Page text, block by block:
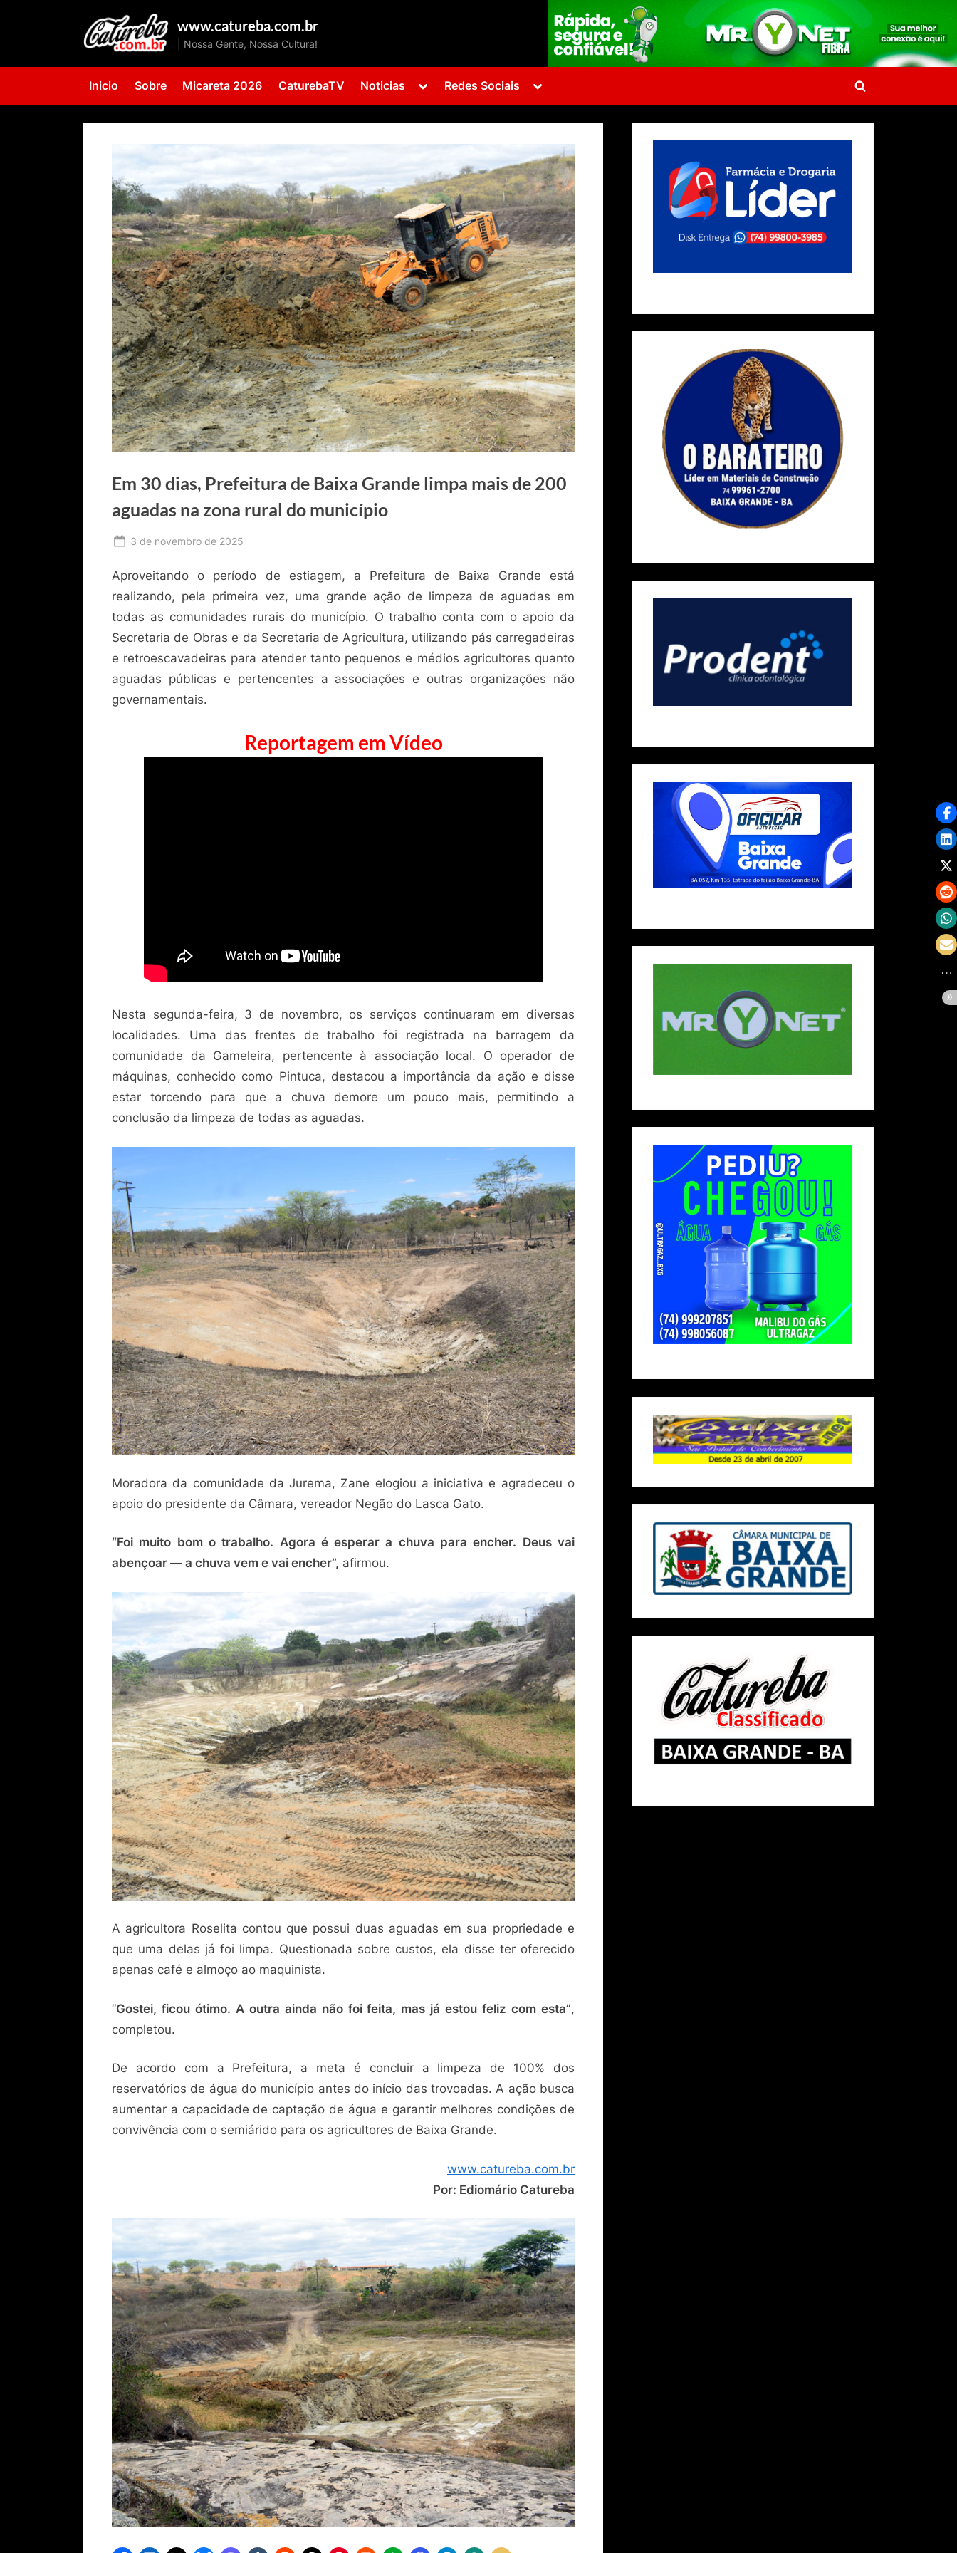
www.catureba.com.br
| Nossa Gente, Nossa Cultura!
Inicio Sobre Micareta 2026 CaturebaTV Noticias
Toggle
menu
Redes Sociais
Toggle
menu
Toggle
Em 30 dias, Prefeitura de Baixa Grande limpa mais de 200
aguadas na zona rural do município
Posted
3 de novembro de 2025
Catureba
Aproveitando o período de estiagem, a Prefeitura de Baixa Grande está
realizando, pela primeira vez, uma grande ação de limpeza de aguadas em
todas as comunidades rurais do município. O trabalho conta com o apoio da
Secretaria de Obras e da Secretaria de Agricultura, utilizando pás carregadeiras
e retroescavadeiras para atender tanto pequenos e médios agricultores quanto
aguadas públicas e pertencentes a associações e outras organizações não
governamentais.
Reportagem em Vídeo
Nesta segunda-feira, 3 de novembro, os serviços continuaram em diversas
localidades. Uma das frentes de trabalho foi registrada na barragem da
comunidade da Gameleira, pertencente à associação local. O operador de
máquinas, conhecido como Pintuca, destacou a importância da ação e disse
estar torcendo para que a chuva demore um pouco mais, permitindo a
conclusão da limpeza de todas as aguadas.
Moradora da comunidade da Jurema, Zane elogiou a iniciativa e agradeceu o
apoio do presidente da Câmara, vereador Negão do Lasca Gato.
“Foi muito bom o trabalho. Agora é esperar a chuva para encher. Deus vai
abençoar — a chuva vem e vai encher”, afirmou.
A agricultora Roselita contou que possui duas aguadas em sua propriedade e
que uma delas já foi limpa. Questionada sobre custos, ela disse ter oferecido
apenas café e almoço ao maquinista.
“Gostei, ficou ótimo. A outra ainda não foi feita, mas já estou feliz com esta”,
completou.
De acordo com a Prefeitura, a meta é concluir a limpeza de 100% dos
reservatórios de água do município antes do início das trovoadas. A ação busca
aumentar a capacidade de captação de água e garantir melhores condições de
convivência com o semiárido para os agricultores de Baixa Grande.
www.catureba.com.br
Por: Ediomário Catureba